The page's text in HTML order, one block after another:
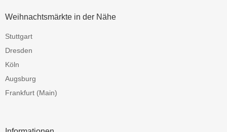
Weihnachtsmärkte in der Nähe
Stuttgart
Dresden
Köln
Augsburg
Frankfurt (Main)